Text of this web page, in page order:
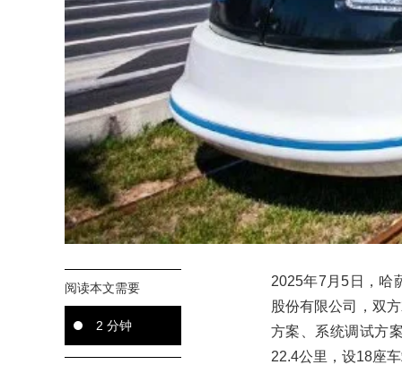
阅读本文需要
2 分钟
2025年7月5日，哈
股份有限公司，双
方案、系统调试方
22.4公里，设18座